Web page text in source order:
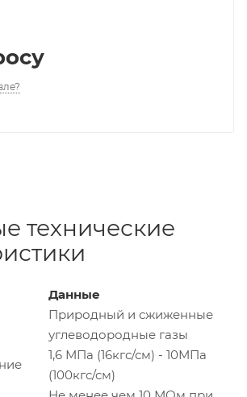
технические
Данные
Природный и сжиженные
углеводородные газы
1,6 МПа (16кгс/см) - 10МПа
(100кгс/см)